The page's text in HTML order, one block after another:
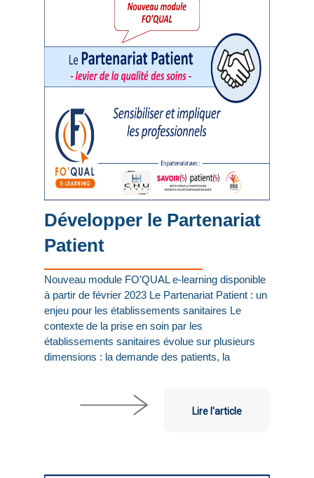
Développer le Partenariat
Patient
Nouveau module FO’QUAL e-learning disponible
à partir de février 2023 Le Partenariat Patient : un
enjeu pour les établissements sanitaires Le
contexte de la prise en soin par les
établissements sanitaires évolue sur plusieurs
dimensions : la demande des patients, la
Lire l'article